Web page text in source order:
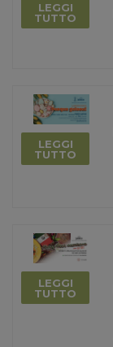
LEGGI
TUTTO
LEGGI
TUTTO
LEGGI
TUTTO